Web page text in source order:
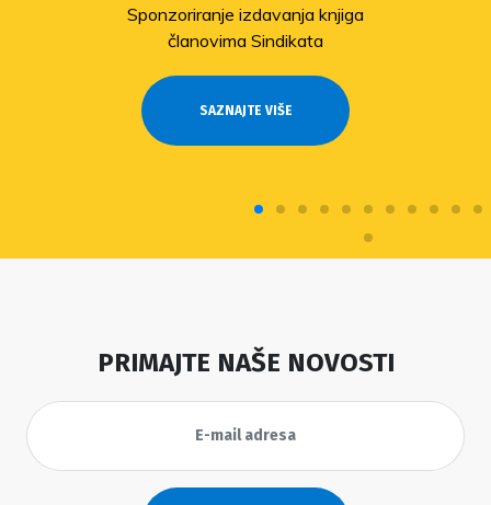
Sponzoriranje izdavanja knjiga
članovima Sindikata
SAZNAJTE VIŠE
PRIMAJTE NAŠE NOVOSTI